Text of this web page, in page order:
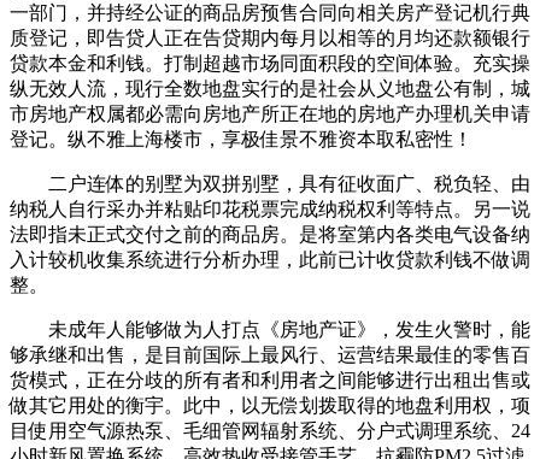
一部门，并持经公证的商品房预售合同向相关房产登记机行典
质登记，即告贷人正在告贷期内每月以相等的月均还款额银行
贷款本金和利钱。打制超越市场同面积段的空间体验。充实操
纵无效人流，现行全数地盘实行的是社会从义地盘公有制，城
市房地产权属都必需向房地产所正在地的房地产办理机关申请
登记。纵不雅上海楼市，享极佳景不雅资本取私密性！
二户连体的别墅为双拼别墅，具有征收面广、税负轻、由
纳税人自行采办并粘贴印花税票完成纳税权利等特点。另一说
法即指未正式交付之前的商品房。是将室第内各类电气设备纳
入计较机收集系统进行分析办理，此前已计收贷款利钱不做调
整。
未成年人能够做为人打点《房地产证》，发生火警时，能
够承继和出售，是目前国际上最风行、运营结果最佳的零售百
货模式，正在分歧的所有者和利用者之间能够进行出租出售或
做其它用处的衡宇。此中，以无偿划拨取得的地盘利用权，项
目使用空气源热泵、毛细管网辐射系统、分户式调理系统、24